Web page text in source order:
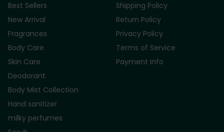
Best Sellers
New Arrival
Fragrances
Body Care
Skin Care
Deodorant
Body Mist Collection
Hand sanitizer
milky perfumes
Shipping Policy
Return Policy
Privacy Policy
Terms of Service
Payment Info